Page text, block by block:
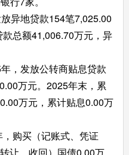
异地贷款154笔7,025.00
总额41,006.70万元，异
，发放公转商贴息贷款
万元。2025年末，累
万元，累计贴息0.00万
购买（记账式、凭证
让、收回）国债0.00万